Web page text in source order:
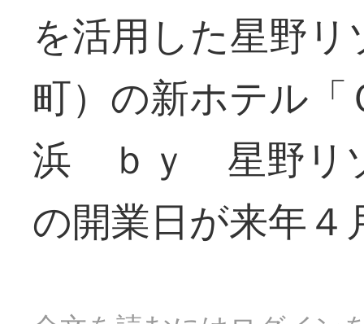
を活用した星野
町）の新ホテル
浜 ｂｙ 星野リ
の開業日が来年